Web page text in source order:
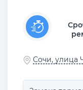
Сочи, улица